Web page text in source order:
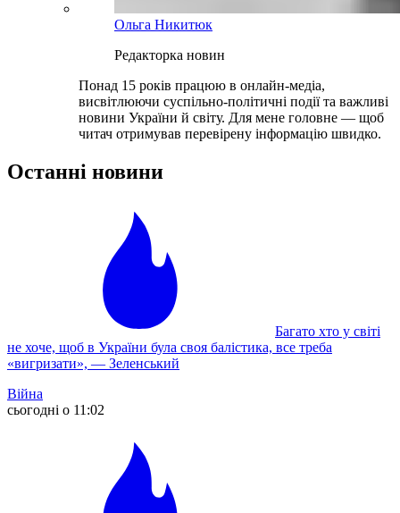
Ольга Никитюк
Редакторка новин
Понад 15 років працюю в онлайн-медіа,
висвітлюючи суспільно-політичні події та важливі
новини України й світу. Для мене головне — щоб
читач отримував перевірену інформацію швидко.
Останні новини
Багато хто у світі
не хоче, щоб в України була своя балістика, все треба
«вигризати», — Зеленський
Війна
сьогодні о 11:02